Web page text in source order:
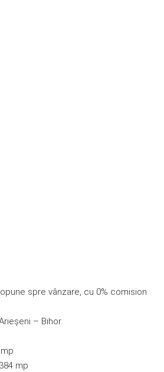
spre vânzare, cu 0% comision
– Bihor
mp